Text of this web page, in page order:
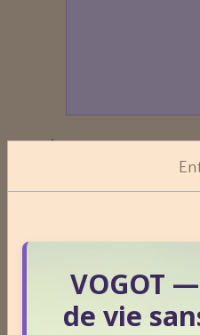
Dossiers
Le Sens des Maux
VOGOT
de vie